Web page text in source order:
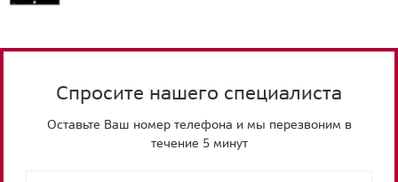
Спросите нашего специалиста
Оставьте Ваш номер телефона и мы перезвоним в
течение 5 минут